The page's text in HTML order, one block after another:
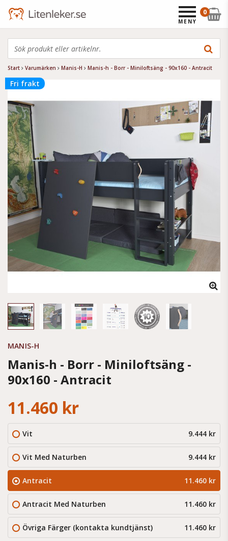
Start Varumärken Manis-H Manis-h - Borr - Miniloftsäng - 90x160 - Antracit
Fri frakt
MANIS-H
Manis-h - Borr - Miniloftsäng -
90x160 - Antracit
11.460 kr
Vit 9.444 kr
Vit Med Naturben 9.444 kr
Antracit 11.460 kr
Antracit Med Naturben 11.460 kr
Övriga Färger (kontakta kundtjänst) 11.460 kr
0
MENY